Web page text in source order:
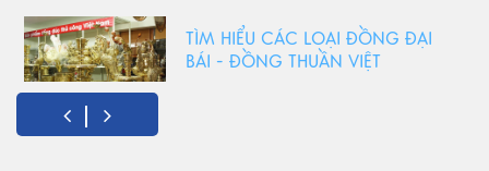
TÌM HIỂU CÁC LOẠI ĐỒNG ĐẠI
BÁI - ĐỒNG THUẦN VIỆT